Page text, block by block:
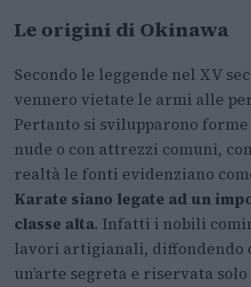
Le origini di Okinawa
Secondo le leggende nel XV
vennero vietate le armi alle
Pertanto si svilupparono
nude o con attrezzi comuni,
realtà le fonti evidenziano
Karate siano legate ad un
classe alta. Infatti i nobili
lavori artigianali, diffondendo
un’arte segreta e riservata